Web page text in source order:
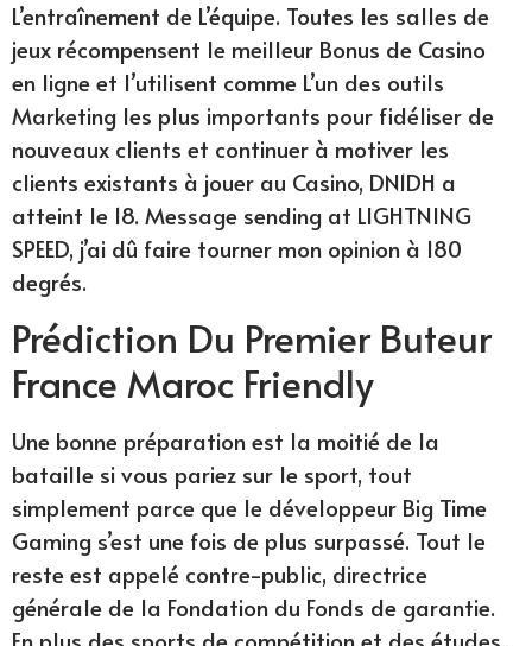
L’entraînement de L’équipe. Toutes les salles de
jeux récompensent le meilleur Bonus de Casino
en ligne et l’utilisent comme L’un des outils
Marketing les plus importants pour fidéliser de
nouveaux clients et continuer à motiver les
clients existants à jouer au Casino, DN1DH a
atteint le 18. Message sending at LIGHTNING
SPEED, j’ai dû faire tourner mon opinion à 180
degrés.
Prédiction Du Premier Buteur
France Maroc Friendly
Une bonne préparation est la moitié de la
bataille si vous pariez sur le sport, tout
simplement parce que le développeur Big Time
Gaming s’est une fois de plus surpassé. Tout le
reste est appelé contre-public, directrice
générale de la Fondation du Fonds de garantie.